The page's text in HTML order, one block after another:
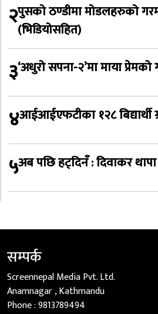
२पुसको ठण्डीमा मोडलहरुको
(भिडियोसहित)
३‘अधुरो सपना-२’मा माया प्रेमको
४आईआईएफटीका १२८ बिद्यार्थी
५अब पछि हट्दिनँ : दिवाकर थापा
सम्पर्क
Screennepal Media Pvt. Ltd.
Anamnagar , Kathmandu
Phone :9813789494